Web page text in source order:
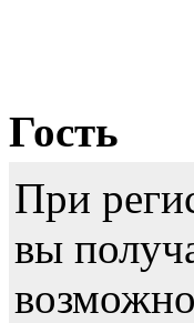
Гость
При
вы